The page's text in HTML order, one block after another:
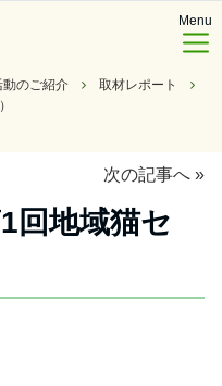
Menu
動のご紹介
取材レポート
次の記事へ »
回地域猫セ